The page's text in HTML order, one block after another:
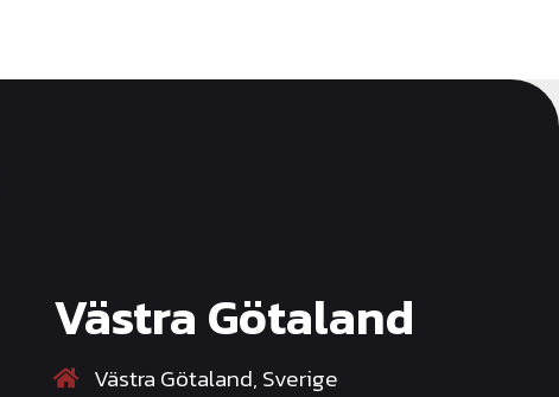
Västra Götaland
Västra Götaland, Sverige